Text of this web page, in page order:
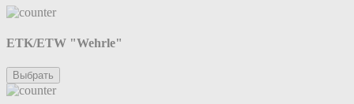
ETK/ETW "Wehrle"
Выбрать